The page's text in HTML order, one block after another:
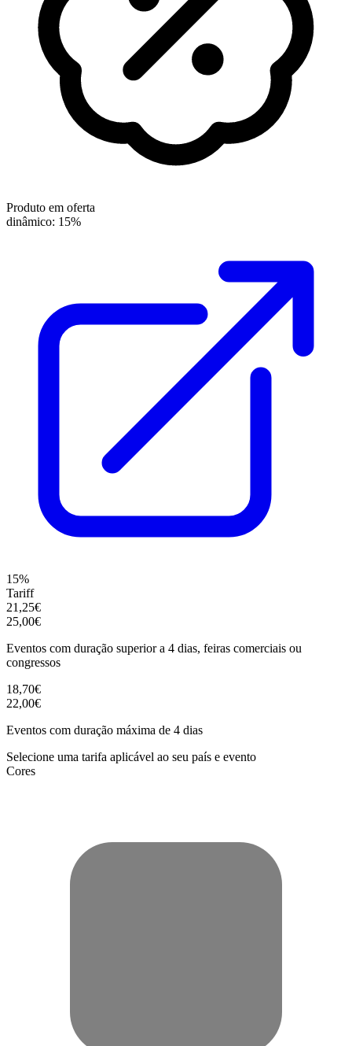
Produto em oferta
dinâmico: 15%
15%
Tariff
21,25€
25,00€
Eventos com duração superior a 4 dias, feiras comerciais ou
congressos
18,70€
22,00€
Eventos com duração máxima de 4 dias
Selecione uma tarifa aplicável ao seu país e evento
Cores